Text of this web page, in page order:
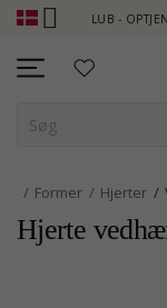
CLUB - OPTJEN POINT SE
Former Hjerter
Hjerte